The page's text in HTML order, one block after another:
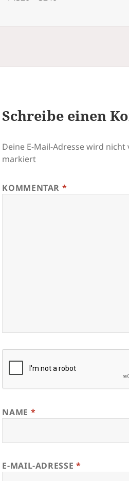
Schreibe einen
Deine E-Mail-Adresse wird
markiert
KOMMENTAR *
NAME *
E-MAIL-ADRESSE *